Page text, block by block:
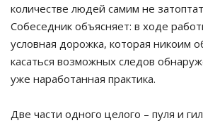
количестве людей самим не
Собеседник объясняет: в ходе
условная дорожка, которая никоим
касаться возможных следов
уже наработанная практика.
Две части одного целого – пуля и